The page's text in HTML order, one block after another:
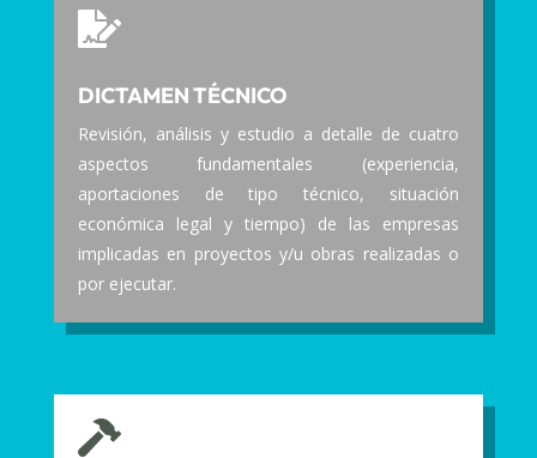

DICTAMEN TÉCNICO
Revisión, análisis y estudio a detalle de cuatro
aspectos fundamentales (experiencia,
aportaciones de tipo técnico, situación
económica legal y tiempo) de las empresas
implicadas en proyectos y/u obras realizadas o
por ejecutar.
